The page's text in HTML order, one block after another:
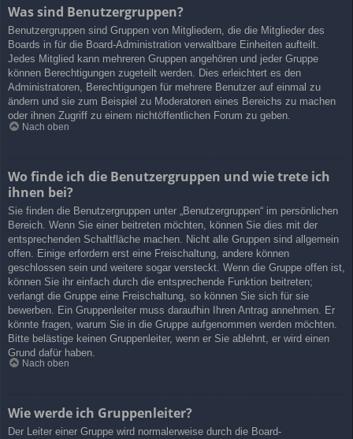
Was sind Benutzergruppen?
Benutzergruppen sind Gruppen von Mitgliedern, die die Mitglieder des
Boards in für die Board-Administration verwaltbare Einheiten aufteilt.
Jedes Mitglied kann mehreren Gruppen angehören und jeder Gruppe
können Berechtigungen zugeteilt werden. Dies erleichtert es den
Administratoren, Berechtigungen für mehrere Benutzer auf einmal zu
ändern und sie zum Beispiel zu Moderatoren eines Bereichs zu machen
oder ihnen Zugriff zu einem nichtöffentlichen Forum zu geben.
Nach oben
Wo finde ich die Benutzergruppen und wie trete ich
ihnen bei?
Sie finden die Benutzergruppen unter „Benutzergruppen“ im persönlichen
Bereich. Wenn Sie einer beitreten möchten, können Sie dies mit der
entsprechenden Schaltfläche machen. Nicht alle Gruppen sind allgemein
offen. Einige erfordern erst eine Freischaltung, andere können
geschlossen sein und weitere sogar versteckt. Wenn die Gruppe offen ist,
können Sie ihr einfach durch die entsprechende Funktion beitreten;
verlangt die Gruppe eine Freischaltung, so können Sie sich für sie
bewerben. Ein Gruppenleiter muss daraufhin Ihren Antrag annehmen. Er
könnte fragen, warum Sie in die Gruppe aufgenommen werden möchten.
Bitte belästige keinen Gruppenleiter, wenn er Sie ablehnt, er wird einen
Grund dafür haben.
Nach oben
Wie werde ich Gruppenleiter?
Der Leiter einer Gruppe wird normalerweise durch die Board-